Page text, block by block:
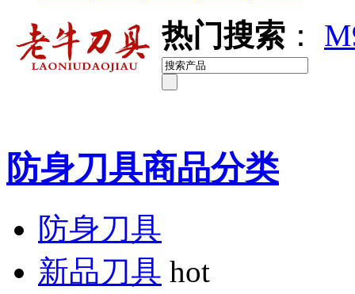
热门搜索 ：
防身刀具商品分类
防身刀具
新品刀具 hot